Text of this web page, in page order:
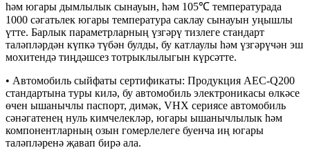
һәм югары дымлылык сынауын, һәм 105℃ температурада
1000 сәгатьлек югары температура саклау сынауын уңышлы
үтте. Барлык параметрларның үзгәрү тизлеге стандарт
таләпләрдән күпкә түбән булды, бу катлаулы һәм үзгәрүчән эш
мохитендә тиңдәшсез тотрыклылыгын күрсәтте.
• Автомобиль сыйфаты сертификаты: Продукция AEC-Q200
стандартына туры килә, бу автомобиль электроникасы өлкәсе
өчен ышанычлы паспорт, димәк, VHX сериясе автомобиль
сәнәгатенең нуль кимчелекләр, югары ышанычлылык һәм
компонентларның озын гомерлелеге буенча иң югары
таләпләренә җавап бирә ала.